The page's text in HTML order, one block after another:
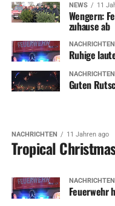
NEWS 11
Wengern:
zuhause ab
NACHRICHTEN
Ruhige
NACHRICHTEN
Guten
NACHRICHTEN 11 Jahren ago
Tropical
NACHRICHTEN
Feuerwehr